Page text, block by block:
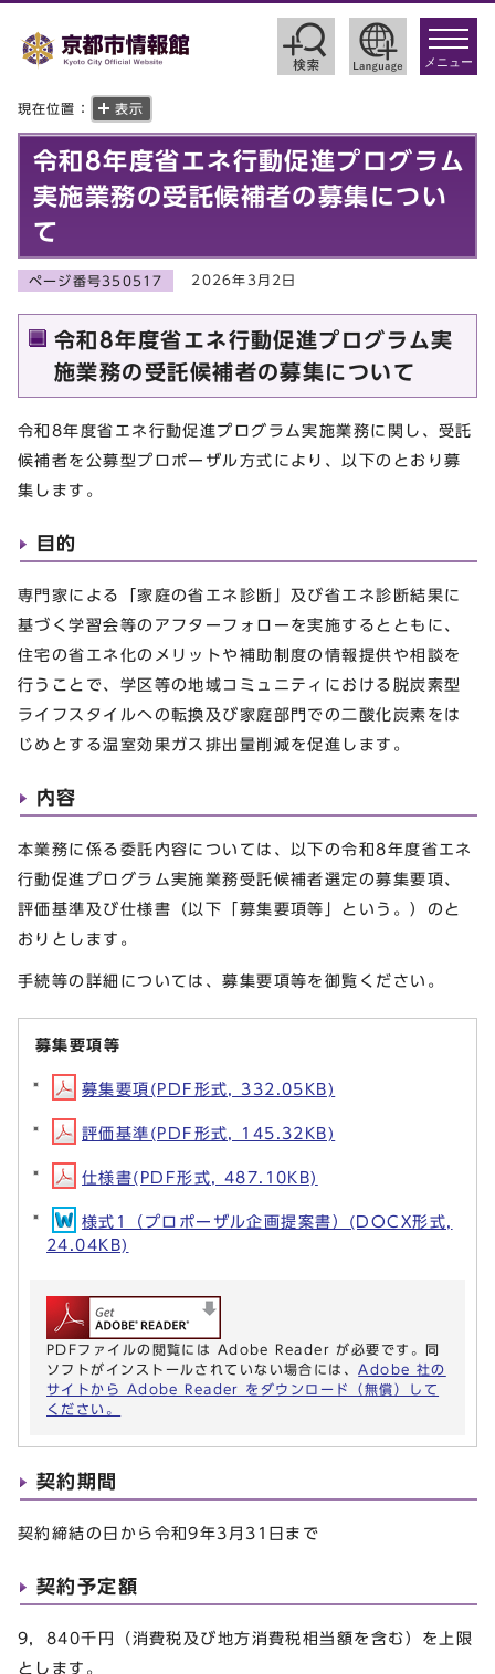
toggle
メニュー
現在位置： 表示
令和8年度省エネ行動促進プログラム
実施業務の受託候補者の募集につい
て
ページ番号350517 2026年3月2日
令和8年度省エネ行動促進プログラム実
施業務の受託候補者の募集について
令和8年度省エネ行動促進プログラム実施業務に関し、受託
候補者を公募型プロポーザル方式により、以下のとおり募
集します。
目的
専門家による「家庭の省エネ診断」及び省エネ診断結果に
基づく学習会等のアフターフォローを実施するとともに、
住宅の省エネ化のメリットや補助制度の情報提供や相談を
行うことで、学区等の地域コミュニティにおける脱炭素型
ライフスタイルへの転換及び家庭部門での二酸化炭素をは
じめとする温室効果ガス排出量削減を促進します。
内容
本業務に係る委託内容については、以下の令和8年度省エネ
行動促進プログラム実施業務受託候補者選定の募集要項、
評価基準及び仕様書（以下「募集要項等」という。）のと
おりとします。
手続等の詳細については、募集要項等を御覧ください。
募集要項等
募集要項(PDF形式, 332.05KB)
評価基準(PDF形式, 145.32KB)
仕様書(PDF形式, 487.10KB)
様式1（プロポーザル企画提案書）(DOCX形式,
24.04KB)
PDFファイルの閲覧には Adobe Reader が必要です。同
ソフトがインストールされていない場合には、 Adobe 社の
サイトから Adobe Reader をダウンロード（無償）して
ください。
契約期間
契約締結の日から令和9年3月31日まで
契約予定額
9，840千円（消費税及び地方消費税相当額を含む）を上限
とします。